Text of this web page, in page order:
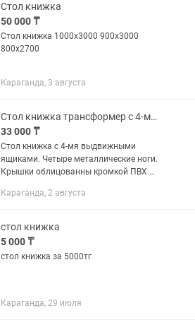
Стол книжка
50 000 ₸
Стол книжка 1000х3000 900х3000
800х2700
Караганда, 3 августа
Стол книжка трансформер с 4-мя ящиками НОВЫЙ!
33 000 ₸
Стол книжка с 4-мя выдвижными
ящиками. Четыре металлические ноги.
Крышки облицованны кромкой ПВХ.
90см(или 80см). Размер в
90см(или...
Караганда, 2 августа
стол книжка
5 000 ₸
стол книжка за 5000тг
Караганда, 29 июля